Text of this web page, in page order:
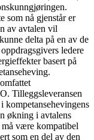
som nå gjenstår er
av avtalen vil
delta på en av de
ledere
basert på
Tilleggsleveransen
økning i avtalens
må være kompatibel
som en del av den